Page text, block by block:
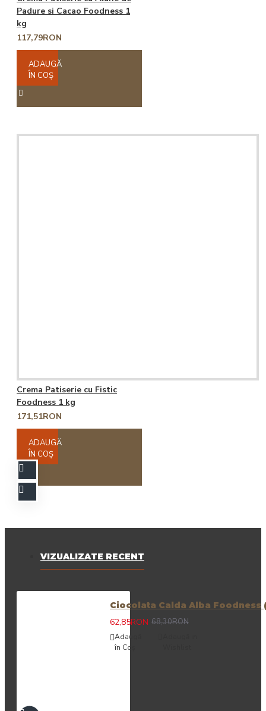
Padure si Cacao Foodness 1
kg
117,79RON
ADAUGĂ
ÎN COŞ
Crema Patiserie cu Fistic
Foodness 1 kg
171,51RON
ADAUGĂ
ÎN COŞ
VIZUALIZATE RECENT
Ciocolata Calda Alba Foodness
62,85RON 68,30RON
Adaugă
în Coş